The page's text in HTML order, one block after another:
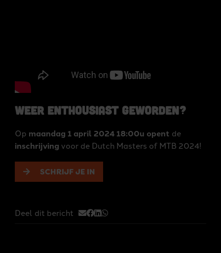
Weer enthousiast geworden?
Op maandag 1 april 2024 18:00u opent de
inschrijving voor de Dutch Masters of MTB 2024!
SCHRIJF JE IN
Deel dit bericht Mailen naar
Posten naar Facebook
Posten naar LinkedIn
Versturen via WhatsApp